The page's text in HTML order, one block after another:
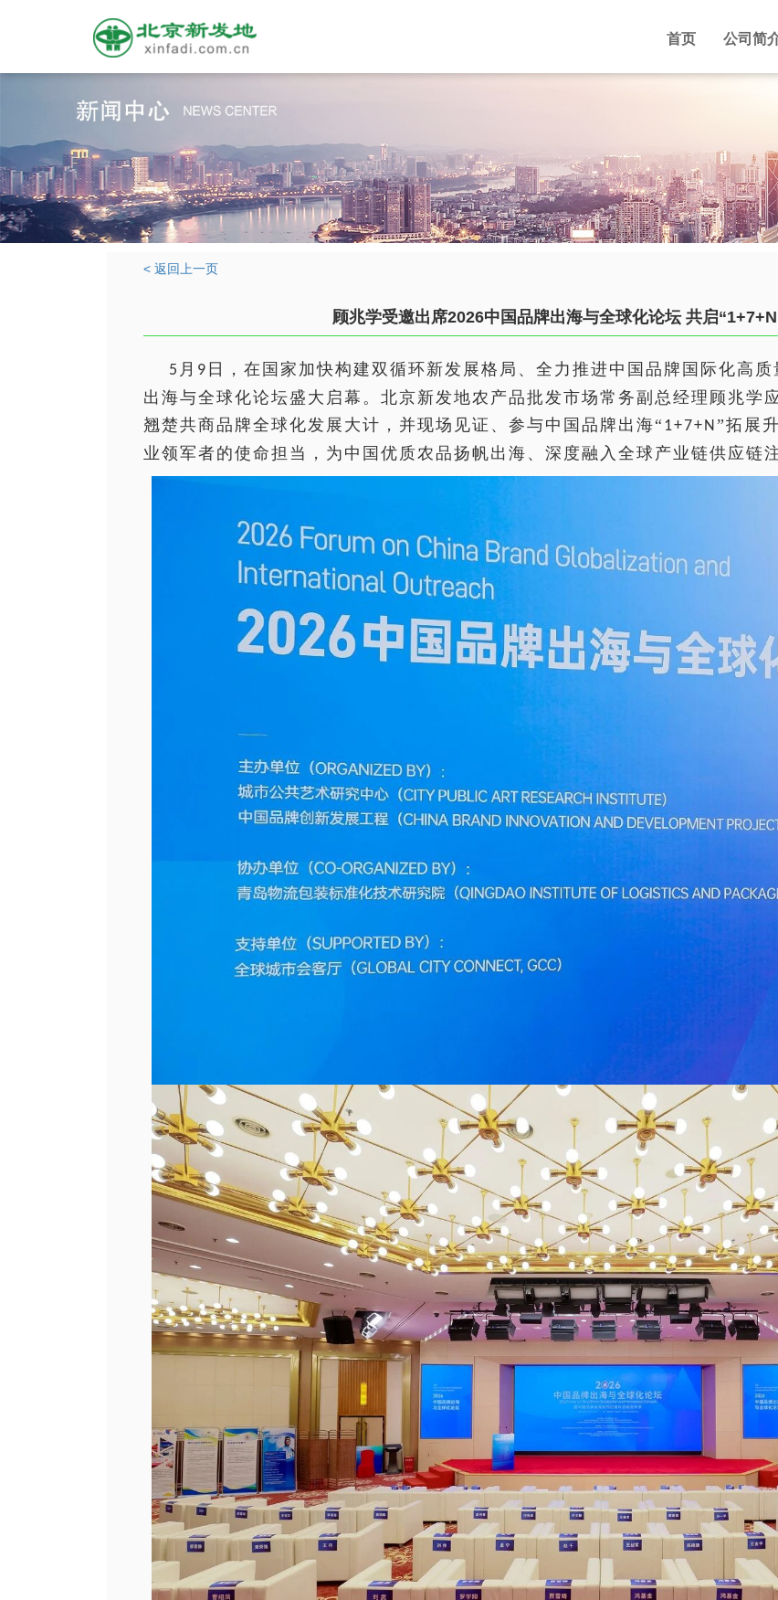
首页 公司简
< 返回上一页
顾兆学受邀出席2026中国品牌出海与全球化论坛 共启
5 月 9 日，在国家加快构建双循环新发展格局、全力推进中国品牌国际化高质
出海与全球化论坛盛大启幕。北京新发地农产品批发市场常务副总经理顾兆学
翘楚共商品牌全球化发展大计，并现场见证、参与中国品牌出海“1+7+N”拓展
业领军者的使命担当，为中国优质农品扬帆出海、深度融入全球产业链供应链